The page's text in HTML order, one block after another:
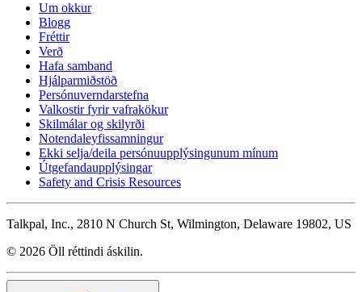
Um okkur
Blogg
Fréttir
Verð
Hafa samband
Hjálparmiðstöð
Persónuverndarstefna
Valkostir fyrir vafrakökur
Skilmálar og skilyrði
Notendaleyfissamningur
Ekki selja/deila persónuupplýsingunum mínum
Útgefandaupplýsingar
Safety and Crisis Resources
Talkpal, Inc., 2810 N Church St, Wilmington, Delaware 19802, US
© 2026 Öll réttindi áskilin.